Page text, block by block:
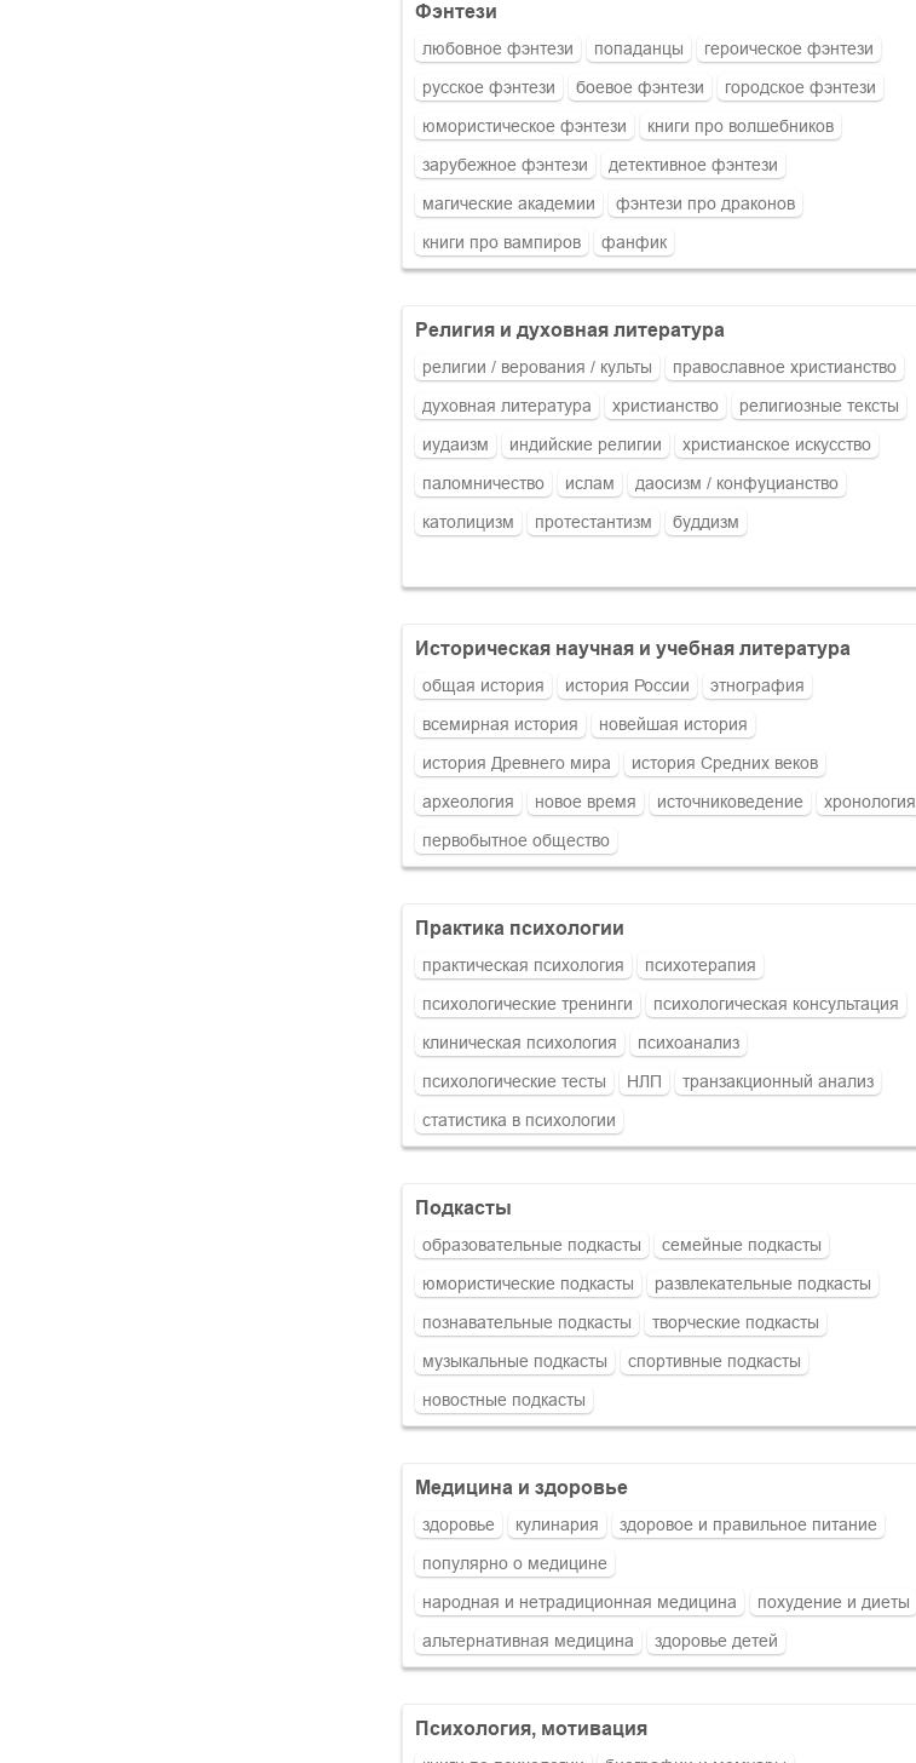
фэнтези
любовное фэнтези попаданцы
героическое фэнтези
русское фэнтези
боевое фэнтези
городское фэнтези
юмористическое фэнтези
книги про волшебников
зарубежное фэнтези
детективное фэнтези
магические академии
фэнтези про драконов
книги про вампиров
фанфик
религия и духовная литература
религии / верования / культы
православное христианство
духовная литература
христианство
религиозные тексты
иудаизм
индийские религии
христианское искусство
паломничество
ислам
даосизм / конфуцианство
католицизм
протестантизм буддизм
историческая научная и учебная литература
общая история история России
этнография
всемирная история
новейшая история
история Древнего мира
история Средних веков
археология
новое время источниковедение
хронология
первобытное общество
практика психологии
практическая психология
психотерапия
психологические тренинги
психологическая консультация
клиническая психология
психоанализ
психологические тесты
НЛП
транзакционный анализ
статистика в психологии
подкасты
образовательные подкасты
семейные подкасты
юмористические подкасты
развлекательные подкасты
познавательные подкасты
творческие подкасты
музыкальные подкасты
спортивные подкасты
новостные подкасты
медицина и здоровье
здоровье кулинария
здоровое и правильное питание
популярно о медицине
народная и нетрадиционная медицина
похудение и диеты
альтернативная медицина
здоровье детей
психология, мотивация